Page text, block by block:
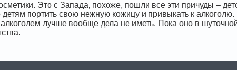
Это с Запада, похоже, пошли все эти причуды –
портить свою нежную кожицу и привыкать к алкоголю.
лучше вообще дела не иметь. Пока оно в